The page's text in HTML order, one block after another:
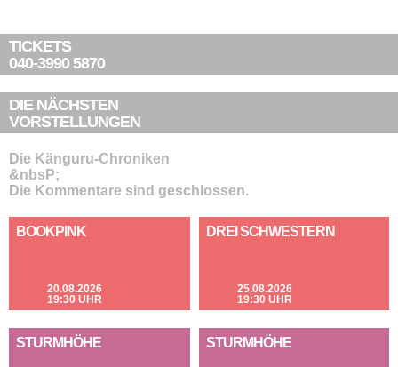
TICKETS
040-3990 5870
DIE NÄCHSTEN
VORSTELLUNGEN
Die Känguru-Chroniken
&nbsP;
Die Kommentare sind geschlossen.
BOOKPINK
20.08.2026
19:30 UHR
DREI SCHWESTERN
25.08.2026
19:30 UHR
STURMHÖHE STURMHÖHE